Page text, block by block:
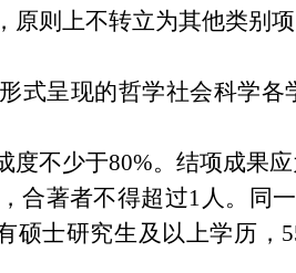
原则上不转立为其他类别项
式呈现的哲学社会科学
度不少于80%。结项成果应
合著者不得超过1人。同
硕士研究生及以上学历，